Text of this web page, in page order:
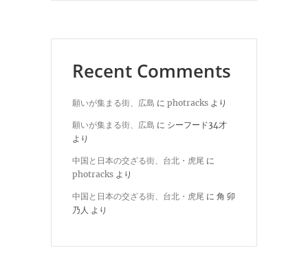
Recent Comments
願いが集まる街、広島 に photracks より
願いが集まる街、広島 に シーフード34才
より
中国と日本の交ざる街、台北・虎尾 に
photracks より
中国と日本の交ざる街、台北・虎尾 に 角 卯
乃人 より